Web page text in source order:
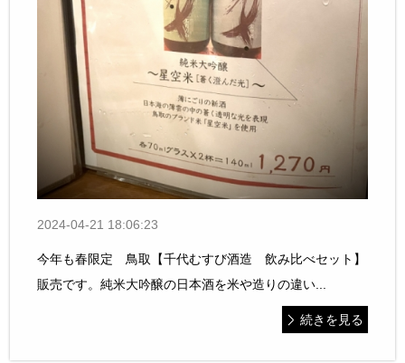
2024-04-21 18:06:23
今年も春限定 鳥取【千代むすび酒造 飲み比べセット】
販売です。純米大吟醸の日本酒を米や造りの違い...
続きを見る